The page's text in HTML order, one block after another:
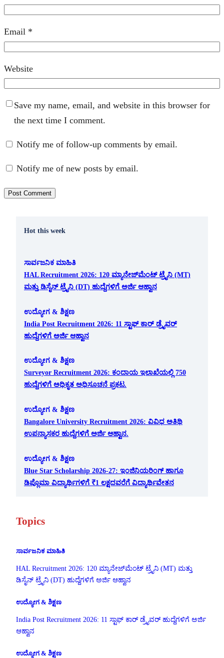
Email *
Website
Save my name, email, and website in this browser for
the next time I comment.
Notify me of follow-up comments by email.
Notify me of new posts by email.
Hot this week
ಸಾರ್ವಜನಿಕ ಮಾಹಿತಿ
HAL Recruitment 2026: 120 ಮ್ಯಾನೇಜ್‌ಮೆಂಟ್ ಟ್ರೈನಿ (MT)
ಮತ್ತು ಡಿಸೈನ್ ಟ್ರೈನಿ (DT) ಹುದ್ದೆಗಳಿಗೆ ಅರ್ಜಿ ಆಹ್ವಾನ
ಉದ್ಯೋಗ & ಶಿಕ್ಷಣ
India Post Recruitment 2026: 11 ಸ್ಟಾಫ್ ಕಾರ್ ಡ್ರೈವರ್
ಹುದ್ದೆಗಳಿಗೆ ಅರ್ಜಿ ಆಹ್ವಾನ
ಉದ್ಯೋಗ & ಶಿಕ್ಷಣ
Surveyor Recruitment 2026: ಕಂದಾಯ ಇಲಾಖೆಯಲ್ಲಿ 750
ಹುದ್ದೆಗಳಿಗೆ ಅಧಿಕೃತ ಅಧಿಸೂಚನೆ ಪ್ರಕಟ.
ಉದ್ಯೋಗ & ಶಿಕ್ಷಣ
Bangalore University Recruitment 2026: ವಿವಿಧ ಅತಿಥಿ
ಉಪನ್ಯಾಸಕರ ಹುದ್ದೆಗಳಿಗೆ ಅರ್ಜಿ ಆಹ್ವಾನ.
ಉದ್ಯೋಗ & ಶಿಕ್ಷಣ
Blue Star Scholarship 2026-27: ಇಂಜಿನಿಯರಿಂಗ್ ಹಾಗೂ
ಡಿಪ್ಲೊಮಾ ವಿದ್ಯಾರ್ಥಿಗಳಿಗೆ ₹1 ಲಕ್ಷದವರೆಗೆ ವಿದ್ಯಾರ್ಥಿವೇತನ
Topics
ಸಾರ್ವಜನಿಕ ಮಾಹಿತಿ
HAL Recruitment 2026: 120 ಮ್ಯಾನೇಜ್‌ಮೆಂಟ್ ಟ್ರೈನಿ (MT) ಮತ್ತು
ಡಿಸೈನ್ ಟ್ರೈನಿ (DT) ಹುದ್ದೆಗಳಿಗೆ ಅರ್ಜಿ ಆಹ್ವಾನ
ಉದ್ಯೋಗ & ಶಿಕ್ಷಣ
India Post Recruitment 2026: 11 ಸ್ಟಾಫ್ ಕಾರ್ ಡ್ರೈವರ್ ಹುದ್ದೆಗಳಿಗೆ ಅರ್ಜಿ
ಆಹ್ವಾನ
ಉದ್ಯೋಗ & ಶಿಕ್ಷಣ